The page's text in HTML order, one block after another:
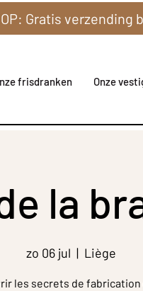
frisdranken Onze
la
zo 06 jul
  |
Liège
les secrets de